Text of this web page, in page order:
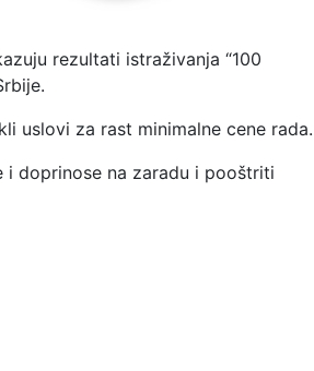
rezultati istraživanja “100
uslovi za rast minimalne cene rada.
i doprinose na zaradu i pooštriti